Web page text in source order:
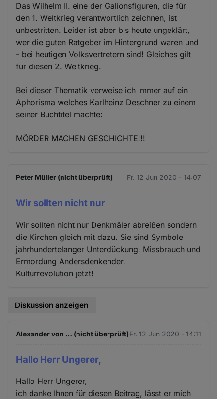
Das Wilhelm II. eine der Galionsfiguren, die für
den 1. Weltkrieg verantwortlich zeichnen, ist
unbestritten. Leider ist aber bis heute ungeklärt,
wer die guten Ratgeber im Hintergrund waren und
- bei heutigen Volksvertretern sind! Gleiches gilt
für diesen 2. Weltkrieg.
Bei dieser Thematik verweise ich immer auf ein
Aphorisma welches Karlheinz Deschner zu einem
seiner Buchtitel machte:
MÖRDER MACHEN GESCHICHTE!!!
Peter Müller (nicht überprüft) Fr. 12 Jun 2020 - 14:07
Wir sollten nicht nur
Wir sollten nicht nur Denkmäler abreißen sondern
die Kirchen gleich mit dazu. Sie sind Symbole
jahrhundertelanger Unterdückung, Missbrauch und
Ermordung Andersdenkender.
Kulturrevolution jetzt!
Diskussion anzeigen
Alexander von … (nicht überprüft)Fr. 12 Jun 2020 - 14:11
Hallo Herr Ungerer,
Hallo Herr Ungerer,
ich danke Ihnen für diesen Beitrag, lässt er mich